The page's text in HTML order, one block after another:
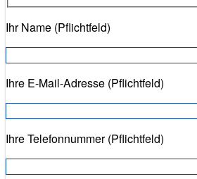
Ihr Name (Pflichtfeld)
Ihre E-Mail-Adresse (Pflichtfeld)
Ihre Telefonnummer (Pflichtfeld)